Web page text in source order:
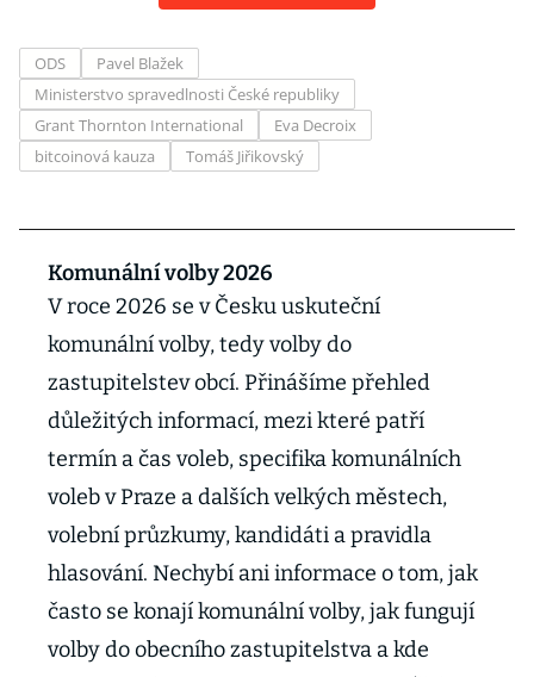
ODS
Pavel Blažek
Ministerstvo spravedlnosti České republiky
Grant Thornton International
Eva Decroix
bitcoinová kauza
Tomáš Jiřikovský
Komunální volby 2026
V roce 2026 se v Česku uskuteční
komunální volby, tedy volby do
zastupitelstev obcí. Přinášíme přehled
důležitých informací, mezi které patří
termín a čas voleb, specifika komunálních
voleb v Praze a dalších velkých městech,
volební průzkumy, kandidáti a pravidla
hlasování. Nechybí ani informace o tom, jak
často se konají komunální volby, jak fungují
volby do obecního zastupitelstva a kde